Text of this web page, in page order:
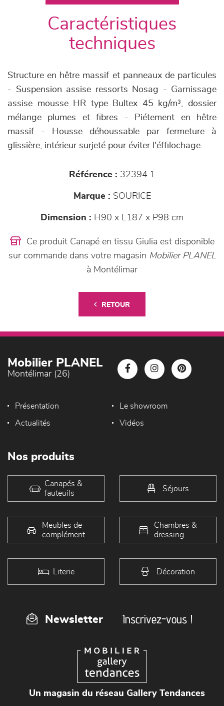
Caractéristiques
techniques
Structure en hêtre massif et panneaux de particules
- Suspension assise ressorts Nosag - Garnissage
assise mousse HR type Bultex 45 kg/m³, dossier
mélange plumes et fibres - Piétement en hêtre
massif - Housse déhoussable par fermeture à
glissière, intérieur surjeté pour éviter l'éffilochage.
Référence : 32394.1
Marque : SOURICE
Dimension : H90 x L187 x P98 cm
Ce produit Canapé en tissu Giulia est disponible
sur commande dans votre magasin Mobilier PLANEL
à Montélimar
RETOUR
Mobilier PLANEL
Montélimar (26)
Présentation Le showroom
Actualités Vidéos
Nos produits
Canapés &
fauteuils
Séjours
Meubles de
complément
Chambres &
dressing
Literie Décoration
Newsletter Inscrivez-vous !
Un magasin du réseau Gallery Tendances